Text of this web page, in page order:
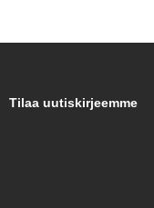
Tilaa uutiskirjeemme